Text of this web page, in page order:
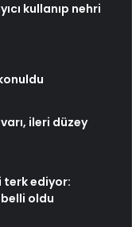
kullanıp nehri
ileri düzey
terk ediyor:
belli oldu